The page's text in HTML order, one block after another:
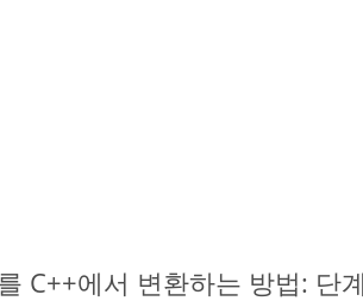
C++에서 변환하는 방법: 단